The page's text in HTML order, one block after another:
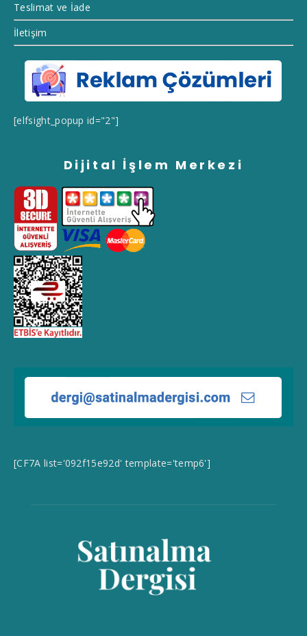
Teslimat ve İade
İletişim
[elfsight_popup id="2"]
Dijital İşlem Merkezi
[CF7A list='092f15e92d' template='temp6']